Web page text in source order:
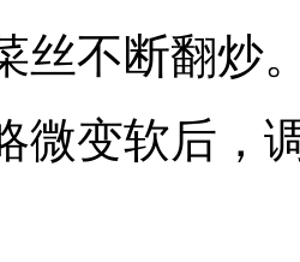
丝不断翻炒
微变软后，